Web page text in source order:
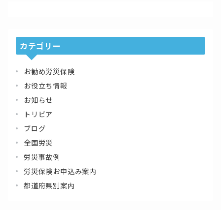
カテゴリー
お勧め労災保険
お役立ち情報
お知らせ
トリビア
ブログ
全国労災
労災事故例
労災保険お申込み案内
都道府県別案内